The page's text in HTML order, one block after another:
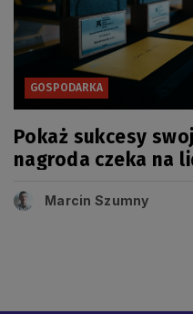
GOSPODARKA
Pokaż sukcesy
nagroda czeka na
Marcin Szumny